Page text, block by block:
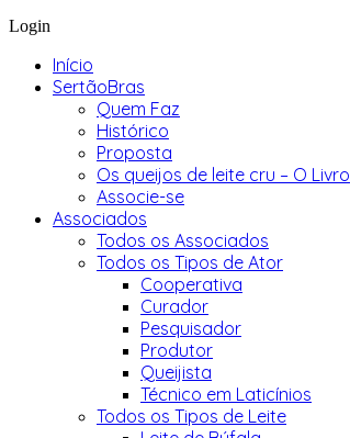
Login
Início
SertãoBras
Quem Faz
Histórico
Proposta
Os queijos de leite cru – O Livro
Associe-se
Associados
Todos os Associados
Todos os Tipos de Ator
Cooperativa
Curador
Pesquisador
Produtor
Queijista
Técnico em Laticínios
Todos os Tipos de Leite